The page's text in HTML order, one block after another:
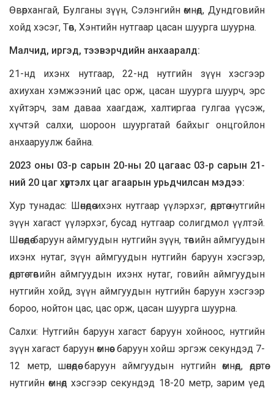
Өвөрхангай, Булганы зүүн, Сэлэнгийн өмнөд, Дундговийн
хойд хэсэг, Төв, Хэнтийн нутгаар цасан шуурга шуурна.
Малчид, иргэд, тээвэрчдийн анхааралд:
21-нд ихэнх нутгаар, 22-нд нутгийн зүүн хэсгээр
ахиухан хэмжээний цас орж, цасан шуурга шуурч, эрс
хүйтэрч, зам даваа хаагдаж, халтиргаа гулгаа үүсэж,
хүчтэй салхи, шороон шуургатай байхыг онцгойлон
анхааруулж байна.
2023 оны 03-р сарын 20-ны 20 цагаас 03-р сарын 21-
ний 20 цаг хүртэлх цаг агаарын урьдчилсан мэдээ:
Хур тунадас: Шөнөдөө ихэнх нутгаар үүлэрхэг, өдөртөө нутгийн
зүүн хагаст үүлэрхэг, бусад нутгаар солигдмол үүлтэй.
Шөнөдөө баруун аймгуудын нутгийн зүүн, төвийн аймгуудын
ихэнх нутаг, зүүн аймгуудын нутгийн баруун хэсгээр,
өдөртөө төвийн аймгуудын ихэнх нутаг, говийн аймгуудын
нутгийн хойд, зүүн аймгуудын нутгийн баруун хэсгээр
бороо, нойтон цас, цас орж, цасан шуурга шуурна.
Салхи: Нутгийн баруун хагаст баруун хойноос, нутгийн
зүүн хагаст баруун өмнөөс баруун хойш эргэж секундэд 7-
12 метр, шөнөдөө баруун аймгуудын нутгийн өмнөд, өдөртөө
нутгийн өмнөд хэсгээр секундэд 18-20 метр, зарим үед